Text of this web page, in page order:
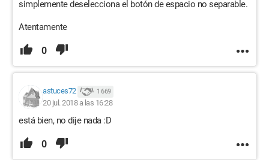
simplemente deselecciona el botón de espacio no separable.
Atentamente
0
astuces72 1 669
20 jul. 2018 a las 16:28
está bien, no dije nada :D
0